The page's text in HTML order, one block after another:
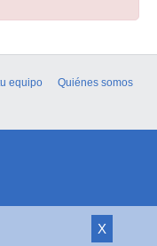
X
equipo
Quiénes somos